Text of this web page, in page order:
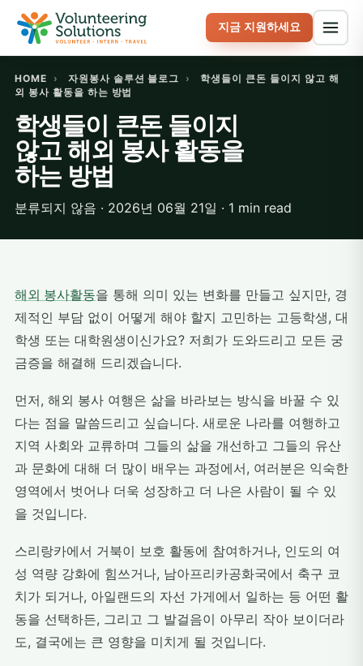
지금 지원하세요
HOME › 자원봉사 솔루션 블로그 ›
학생들이 큰돈 들이지 않고 해
외 봉사 활동을 하는 방법
학생들이 큰돈 들이지
않고 해외 봉사 활동을
하는 방법
분류되지 않음 · 2026년 06월 21일 · 1 min read
해외 봉사활동을 통해 의미 있는 변화를 만들고 싶지만, 경
제적인 부담 없이 어떻게 해야 할지 고민하는 고등학생, 대
학생 또는 대학원생이신가요? 저희가 도와드리고 모든 궁
금증을 해결해 드리겠습니다.
먼저, 해외 봉사 여행은 삶을 바라보는 방식을 바꿀 수 있
다는 점을 말씀드리고 싶습니다. 새로운 나라를 여행하고
지역 사회와 교류하며 그들의 삶을 개선하고 그들의 유산
과 문화에 대해 더 많이 배우는 과정에서, 여러분은 익숙한
영역에서 벗어나 더욱 성장하고 더 나은 사람이 될 수 있
을 것입니다.
스리랑카에서 거북이 보호 활동에 참여하거나, 인도의 여
성 역량 강화에 힘쓰거나, 남아프리카공화국에서 축구 코
치가 되거나, 아일랜드의 자선 가게에서 일하는 등 어떤 활
동을 선택하든, 그리고 그 발걸음이 아무리 작아 보이더라
도, 결국에는 큰 영향을 미치게 될 것입니다.